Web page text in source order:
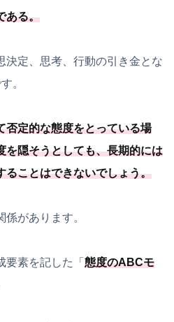
ある。
決定、思考、行動の引き金とな
。
否定的な態度をとっている場
を隠そうとしても、長期的には
ることはできないでしょう。
があります。
要素を記した「 態度のABCモ